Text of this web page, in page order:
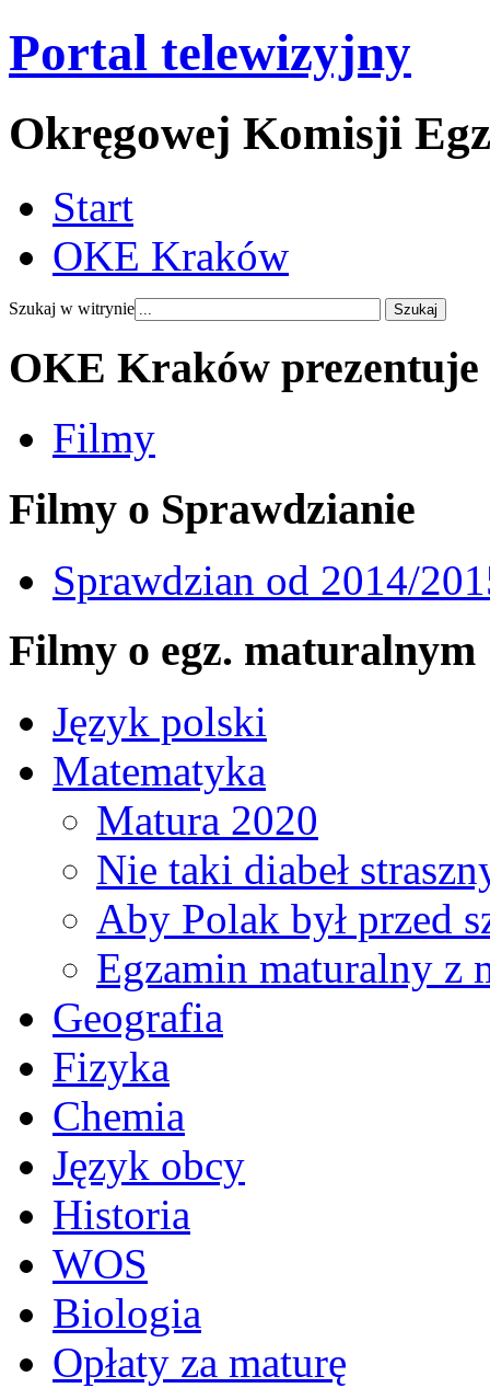
Portal telewizyjny
Okręgowej Komisji
Start
OKE Kraków
Szukaj w witrynie
OKE Kraków prezentuje
Filmy
Filmy o Sprawdzianie
Sprawdzian od 2014/
Filmy o egz. maturalnym
Język polski
Matematyka
Matura 2020
Nie taki diabeł
Aby Polak był przed
Egzamin maturalny z
Geografia
Fizyka
Chemia
Język obcy
Historia
WOS
Biologia
Opłaty za maturę